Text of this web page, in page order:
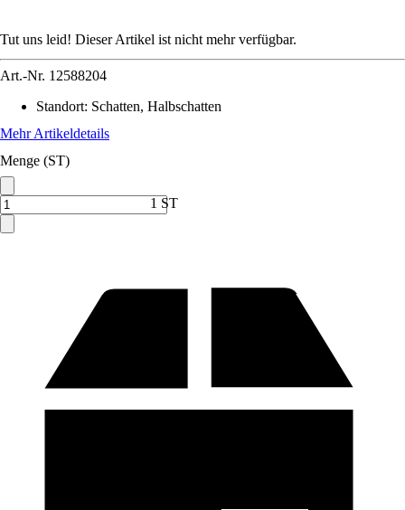
Tut uns leid! Dieser Artikel ist nicht mehr verfügbar.
Art.-Nr. 12588204
Standort: Schatten, Halbschatten
Mehr Artikeldetails
Menge (ST)
1 ST